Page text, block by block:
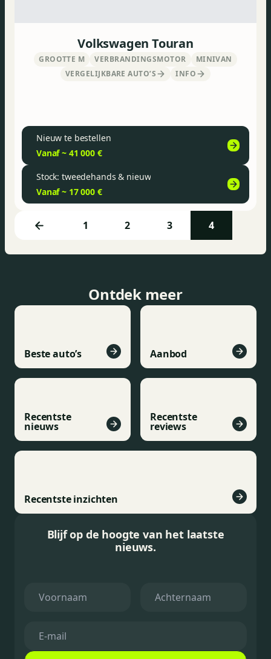
Volkswagen Touran
GROOTTE M VERBRANDINGSMOTOR
MINIVAN
VERGELIJKBARE AUTO’S
INFO
Nieuw te bestellen
Vanaf ~ 41 000 €
Stock: tweedehands & nieuw
Vanaf ~ 17 000 €
1 2 3 4
Ontdek meer
Beste auto’s Aanbod
Recentste
nieuws
Recentste
reviews
Recentste inzichten
Blijf op de hoogte van het laatste
nieuws.